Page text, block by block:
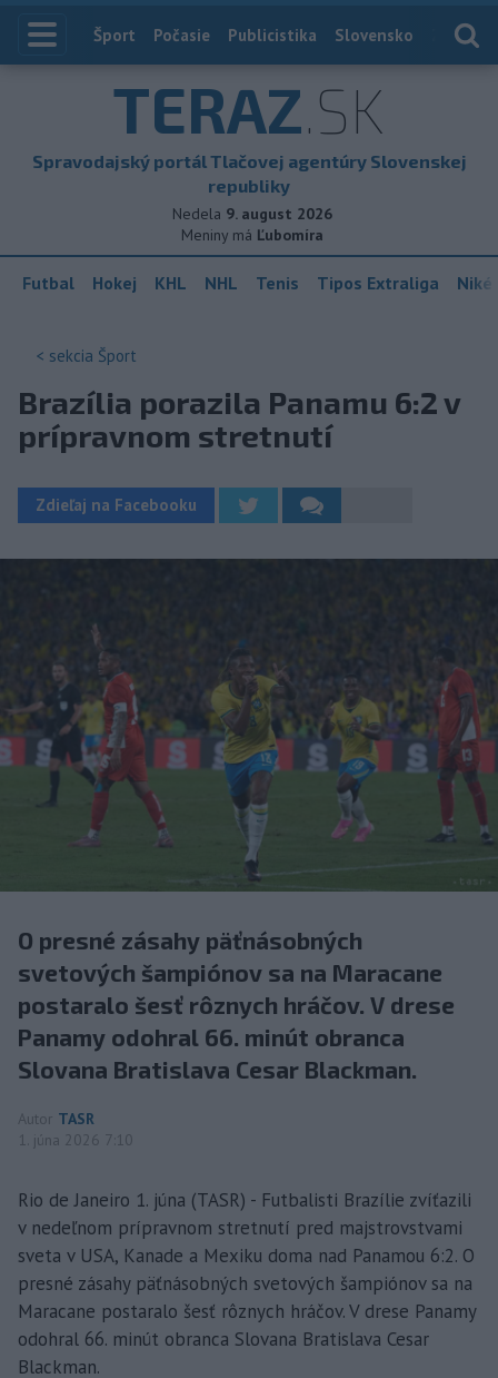
Index
Šport Počasie Publicistika Slovensko
TERAZ.SK
Spravodajský portál Tlačovej agentúry Slovenskej
republiky
Nedela 9. august 2026
Meniny má Ľubomíra
Futbal Hokej KHL NHL Tenis Tipos Extraliga
< sekcia Šport
Brazília porazila Panamu 6:2 v
prípravnom stretnutí
Zdieľaj na Facebooku
O presné zásahy päťnásobných
svetových šampiónov sa na Maracane
postaralo šesť rôznych hráčov. V drese
Panamy odohral 66. minút obranca
Slovana Bratislava Cesar Blackman.
Autor TASR
1. júna 2026 7:10
Rio de Janeiro 1. júna (TASR) - Futbalisti Brazílie zvíťazili
v nedeľnom prípravnom stretnutí pred majstrovstvami
sveta v USA, Kanade a Mexiku doma nad Panamou 6:2. O
presné zásahy päťnásobných svetových šampiónov sa na
Maracane postaralo šesť rôznych hráčov. V drese Panamy
odohral 66. minút obranca Slovana Bratislava Cesar
Blackman.